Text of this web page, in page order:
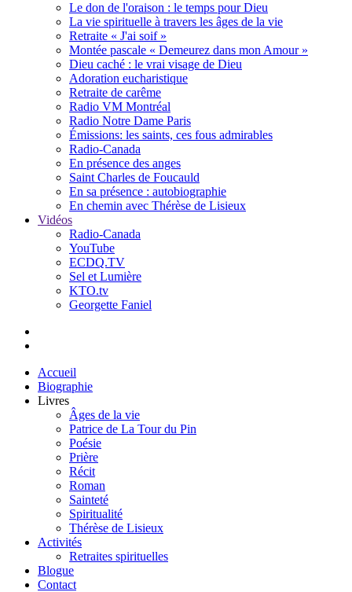
Le don de l'oraison : le temps pour Dieu
La vie spirituelle à travers les âges de la vie
Retraite « J'ai soif »
Montée pascale « Demeurez dans mon Amour »
Dieu caché : le vrai visage de Dieu
Adoration eucharistique
Retraite de carême
Radio VM Montréal
Radio Notre Dame Paris
Émissions: les saints, ces fous admirables
Radio-Canada
En présence des anges
Saint Charles de Foucauld
En sa présence : autobiographie
En chemin avec Thérèse de Lisieux
Vidéos
Radio-Canada
YouTube
ECDQ.TV
Sel et Lumière
KTO.tv
Georgette Faniel
Accueil
Biographie
Livres
Âges de la vie
Patrice de La Tour du Pin
Poésie
Prière
Récit
Roman
Sainteté
Spiritualité
Thérèse de Lisieux
Activités
Retraites spirituelles
Blogue
Contact